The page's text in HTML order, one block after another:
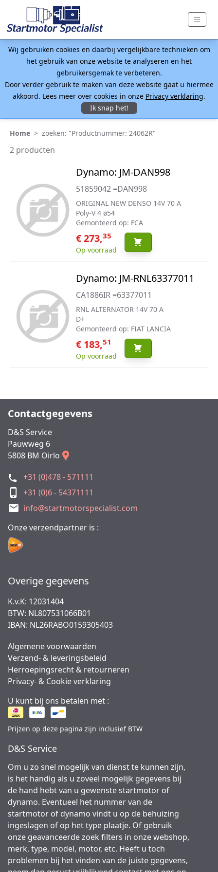
Wij gebruiken cookies en daarbij vergelijkbare technieken om
het gebruik van onze website te analyseren en het
gebruikersgemak te verbeteren.
Door verder gebruik te maken van deze website gaat u hiermee
akkoord. Lees meer over cookies in onze Privacy verklaring.
Ik snap het!
Home > zoeken: "Productnummer: 24062R"
2 producten
Dynamo: JM-DAN998
51859042 =DAN998
ORIGINAL NEW DENSO 14V 70 A
Poly-V 4 ø54
Gemonteerd op: FCA
€ 273,35
Op voorraad
Dynamo: JM-RNL63377011
CA1886IR =63377011
RNL ALTERNATOR 14V 70 A
D+
Gemonteerd op: FIAT LANCIA
€ 183,51
Op voorraad
Contactgegevens
D&S Service
Pauwweg 6
5808 BM Oirlo
+31 (0)478 - 571111
+31 (0)6 - 54371111
info@startmotorspecialist.com
Onze verzendpartner is :
Overige gegevens
K.v.K: 12031404
BTW: NL807531066B01
IBAN: NL26RABO0159305403
Algemene voorwaarden
Verzend- & leveringsbeleid
Herroepingsrecht & retourneren
Privacy- & Cookie verklaring
U kunt bij ons betalen met :
Prijzen op deze pagina zijn inclusief BTW
D&S Service
Om u zo snel mogelijk van dienst te kunnen zijn,
is het handig als u zoveel mogelijk gegevens bij
de hand hebt van u gewenste startmotor of
dynamo. Eventueel het nummer van de
startmotor of dynamo vindt u op de behuizing
ingeslagen of op het type plaatje. Of gebruik
onze geavanceerde zoek filters in onze webshop,
merk, type, model, motor, etc. Heeft u toch
problemen bij het vinden van de juiste gegevens,